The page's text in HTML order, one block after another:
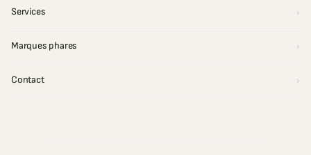
Services
Marques phares
Contact